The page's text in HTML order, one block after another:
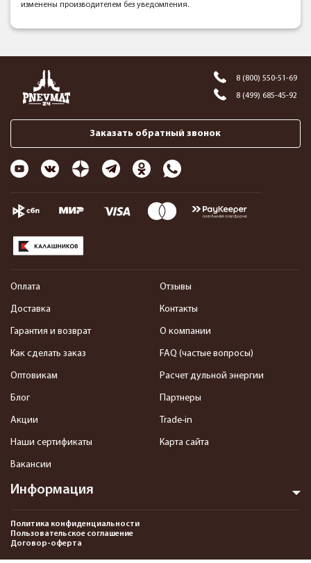
изменены производителем без уведомления.
8 (800) 550-51-69
8 (499) 685-45-92
Заказать обратный звонок
Информация
Оплата
Доставка
Гарантия и возврат
Как сделать заказ
Оптовикам
Блог
Акции
Наши сертификаты
Вакансии
Отзывы
Контакты
О компании
FAQ (частые вопросы)
Расчет дульной энергии
Партнеры
Trade-in
Карта сайта
Политика конфиденциальности
Пользовательское соглашение
Договор-оферта